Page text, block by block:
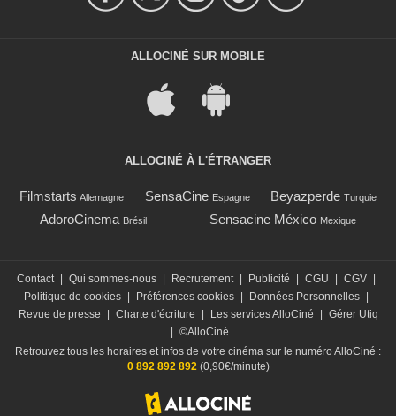
ALLOCINÉ SUR MOBILE
ALLOCINÉ À L'ÉTRANGER
Filmstarts Allemagne SensaCine Espagne Beyazperde Turquie
AdoroCinema Brésil Sensacine México Mexique
Contact Qui sommes-nous Recrutement Publicité CGU CGV
Politique de cookies
Préférences cookies Données Personnelles
Revue de presse
Charte d'écriture Les services AlloCiné
Gérer Utiq
©AlloCiné
Retrouvez tous les horaires et infos de votre cinéma sur le numéro AlloCiné :
0 892 892 892(0,90€/minute)